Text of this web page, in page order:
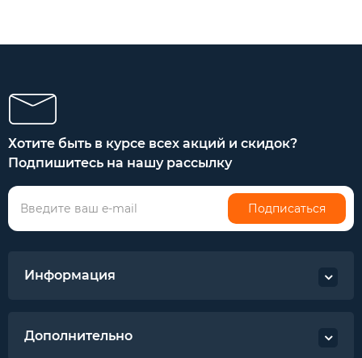
Хотите быть в курсе всех акций и скидок?
Подпишитесь на нашу рассылку
Подписаться
Информация
Дополнительно